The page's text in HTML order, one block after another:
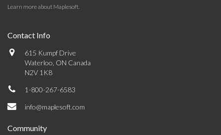
Learn more about Maplesoft.
Contact Info
615 Kumpf Drive
Waterloo, ON Canada
N2V 1K8
1-800-267-6583
info@maplesoft.com
Community